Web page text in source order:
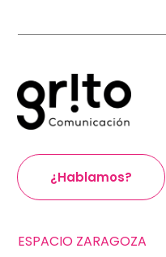
¿Hablamos?
ESPACIO ZARAGOZA